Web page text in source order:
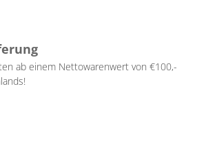
ab einem Nettowarenwert von €100,-